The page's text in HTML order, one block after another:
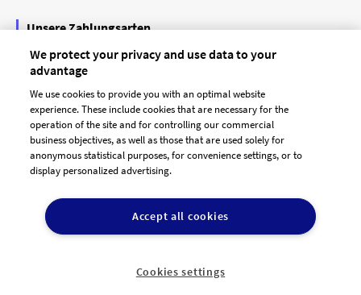
Unsere Zahlungsarten
AGB Dienstleister
Datenschutz
Impressum
We protect your privacy and use data to your
advantage
We use cookies to provide you with an optimal website
experience. These include cookies that are necessary for the
operation of the site and for controlling our commercial
business objectives, as well as those that are used solely for
anonymous statistical purposes, for convenience settings, or to
display personalized advertising.
Accept all cookies
Cookies settings